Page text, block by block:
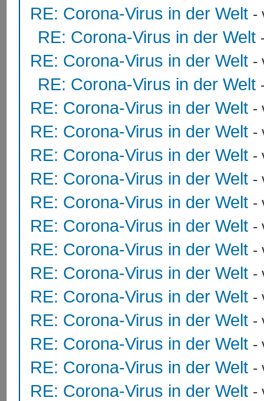
RE: Corona-Virus in der Welt -
RE: Corona-Virus in der Welt
RE: Corona-Virus in der Welt -
RE: Corona-Virus in der Welt
RE: Corona-Virus in der Welt -
RE: Corona-Virus in der Welt -
RE: Corona-Virus in der Welt -
RE: Corona-Virus in der Welt -
RE: Corona-Virus in der Welt -
RE: Corona-Virus in der Welt -
RE: Corona-Virus in der Welt -
RE: Corona-Virus in der Welt -
RE: Corona-Virus in der Welt -
RE: Corona-Virus in der Welt -
RE: Corona-Virus in der Welt -
RE: Corona-Virus in der Welt -
RE: Corona-Virus in der Welt -